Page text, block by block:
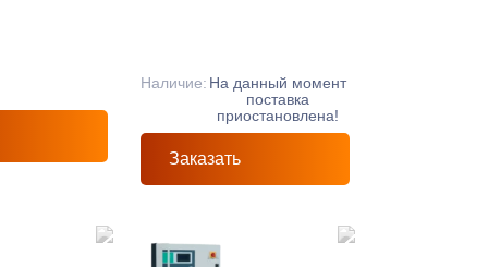
Наличие: На данный момент
поставка
приостановлена!
Заказать